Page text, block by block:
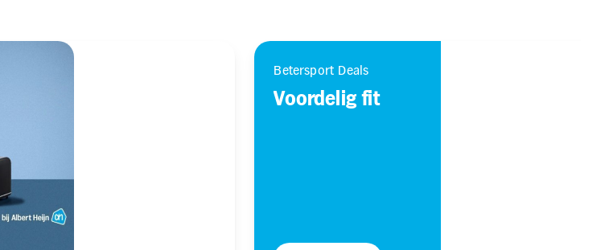
Betersport Deals
Voordelig fit